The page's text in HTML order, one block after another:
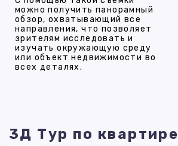
можно получить панорамный
обзор, охватывающий все
направления, что позволяет
зрителям исследовать и
изучать окружающую среду
или объект недвижимости во
всех деталях.
3Д Тур по квартире